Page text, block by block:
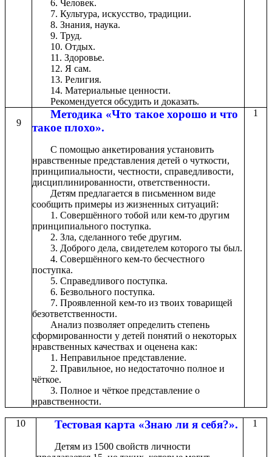
6. Человек.
7. Культура, искусство, традиции.
8. Знания, наука.
9. Труд.
10. Отдых.
11. Здоровье.
12. Я сам.
13. Религия.
14. Материальные ценности.
Рекомендуется обсудить и доказать.
9
Методика «Что такое хорошо и что
такое плохо».
С помощью анкетирования установить
нравственные представления детей о чуткости,
принципиальности, честности, справедливости,
дисциплинированности, ответственности.
Детям предлагается в письменном виде
сообщить примеры из жизненных ситуаций:
1. Совершённого тобой или кем-то другим
принципиального поступка.
2. Зла, сделанного тебе другим.
3. Доброго дела, свидетелем которого ты был.
4. Совершённого кем-то бесчестного
поступка.
5. Справедливого поступка.
6. Безвольного поступка.
7. Проявленной кем-то из твоих товарищей
безответственности.
Анализ позволяет определить степень
сформированности у детей понятий о некоторых
нравственных качествах и оценена как:
1. Неправильное представление.
2. Правильное, но недостаточно полное и
чёткое.
3. Полное и чёткое представление о
нравственности.
1
10 Тестовая карта «Знаю ли я себя?».
Детям из 1500 свойств личности
1